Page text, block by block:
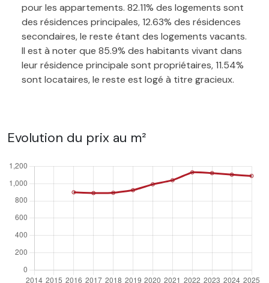
pour les appartements. 82.11% des logements sont
des résidences principales, 12.63% des résidences
secondaires, le reste étant des logements vacants.
Il est à noter que 85.9% des habitants vivant dans
leur résidence principale sont propriétaires, 11.54%
sont locataires, le reste est logé à titre gracieux.
Evolution du prix au m²